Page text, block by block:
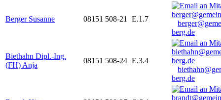
Berger Susanne 08151 508-21 E.1.7
berg.de
Biethahn Dipl.-Ing.
(FH) Anja
08151 508-24 E.3.4
berg.de